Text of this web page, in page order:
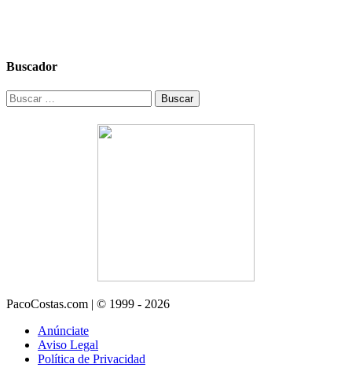
Buscador
Buscar:
PacoCostas.com | © 1999 - 2026
Anúnciate
Aviso Legal
Política de Privacidad